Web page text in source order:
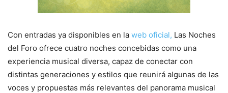
Con entradas ya disponibles en la web oficial, Las Noches
del Foro ofrece cuatro noches concebidas como una
experiencia musical diversa, capaz de conectar con
distintas generaciones y estilos que reunirá algunas de las
voces y propuestas más relevantes del panorama musical